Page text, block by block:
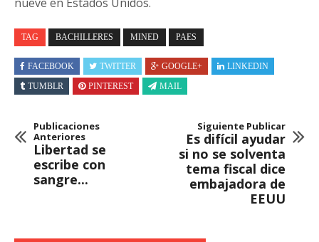
TAG BACHILLERES MINED PAES
FACEBOOK TWITTER GOOGLE+
LINKEDIN
TUMBLR
PINTEREST MAIL
Publicaciones
Anteriores
Libertad se
escribe con
sangre...
Siguiente Publicar
Es difícil ayudar
si no se solventa
tema fiscal dice
embajadora de
EEUU